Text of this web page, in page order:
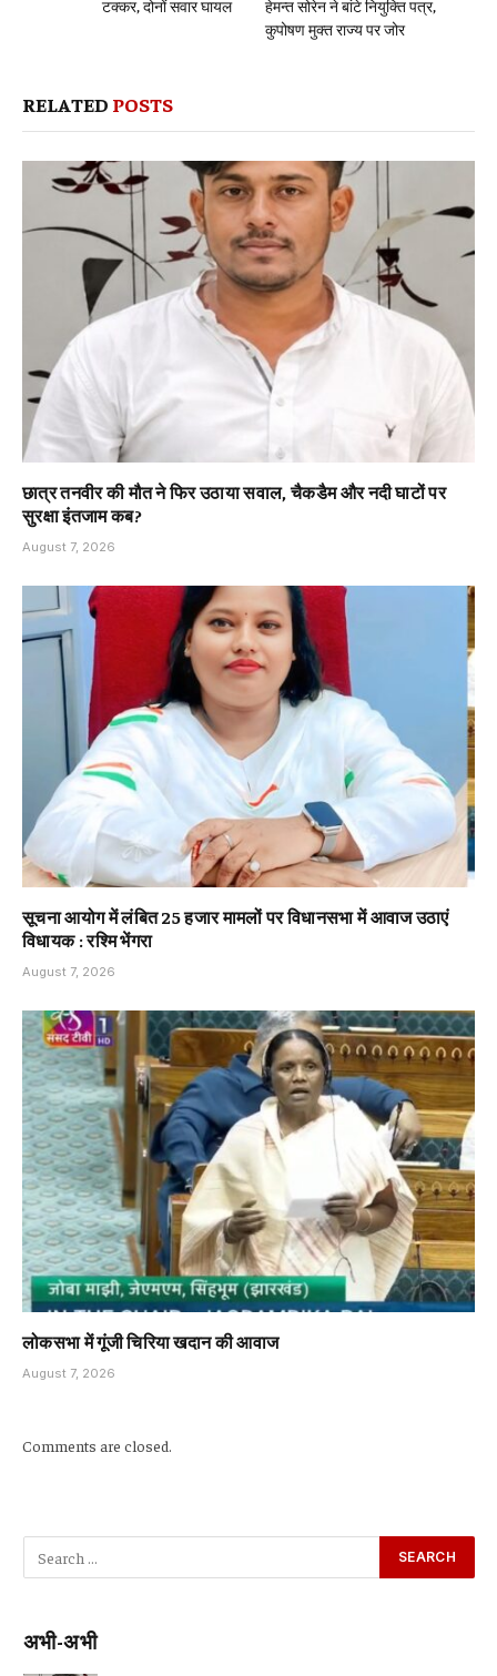
टक्कर, दोनों सवार घायल
हेमन्त सोरेन ने बांटे नियुक्ति पत्र,
कुपोषण मुक्त राज्य पर जोर
RELATED POSTS
छात्र तनवीर की मौत ने फिर उठाया सवाल, चैकडैम और नदी घाटों पर
सुरक्षा इंतजाम कब?
August 7, 2026
सूचना आयोग में लंबित 25 हजार मामलों पर विधानसभा में आवाज उठाएं
विधायक : रश्मि भेंगरा
August 7, 2026
लोकसभा में गूंजी चिरिया खदान की आवाज
August 7, 2026
Comments are closed.
अभी-अभी